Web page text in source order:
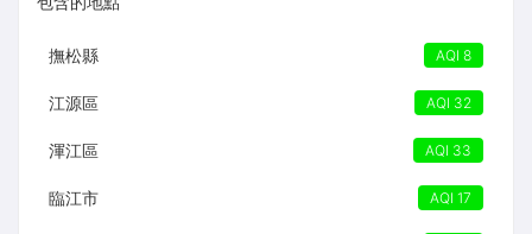
撫松縣 AQI 8
江源區 AQI 32
渾江區 AQI 33
臨江市 AQI 17